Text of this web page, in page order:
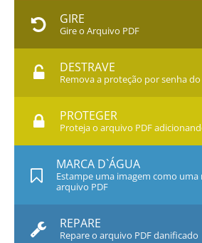
GIRE
Gire o Arquivo PDF
DESTRAVE
Remova a proteção por senha do
PROTEGER
Proteja o arquivo PDF
MARCA D`ÁGUA
Estampe uma imagem como uma
arquivo PDF
REPARE
Repare o arquivo PDF danificado